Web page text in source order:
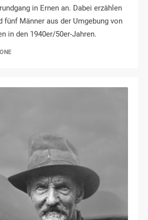
in Ernen an. Dabei erzählen
fünf Männer aus der Umgebung von
in den 1940er/50er-Jahren.